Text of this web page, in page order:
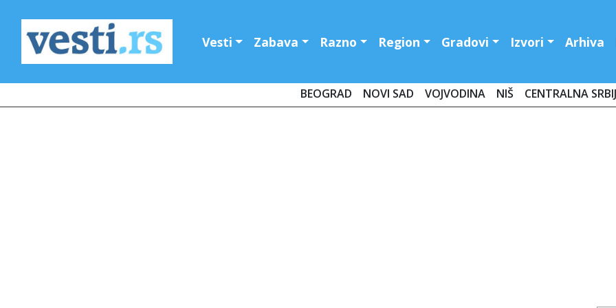
Vesti Zabava Razno Region Gradovi Izvori Arhiva
BEOGRAD NOVI SAD VOJVODINA NIŠ CENTRALNA